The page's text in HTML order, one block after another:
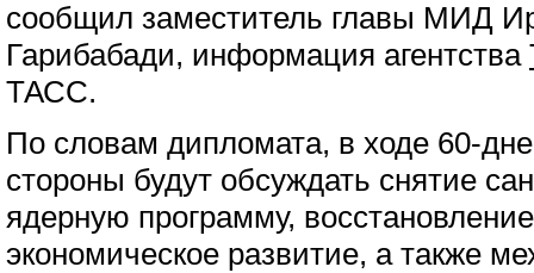
сообщил заместитель главы МИД
Гарибабади, информация агентства
ТАСС.
По словам дипломата, в ходе 60-
стороны будут обсуждать снятие
ядерную программу,
экономическое развитие, а также